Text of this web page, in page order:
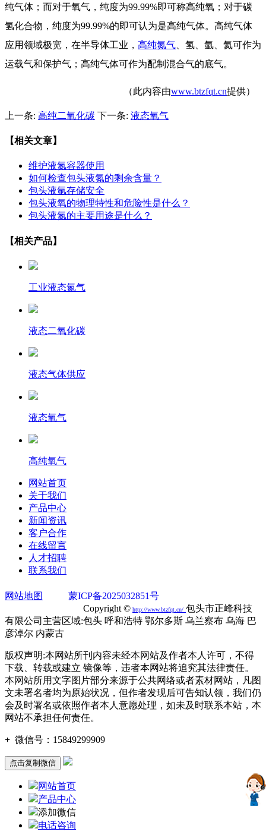
纯气体；而对于氧气，纯度为99.99%即可称高纯氧；对于碳
氢化合物，纯度为99.99%的即可认为是高纯气体。高纯气体
应用领域极宽，在半导体工业， 高纯氮气 、氢、氩、氦可作为
运载气和保护气；高纯气体可作为配制混合气的底气。
（此内容由www.btzfqt.cn提供）
上一条: 高纯二氧化碳 下一条: 液态氧气
【相关文章】
维护液氮容器使用
如何检查包头液氮的剩余含量？
包头液氩存储安全
包头液氧的物理特性和危险性是什么？
包头液氮的主要用途是什么？
【相关产品】
工业液态氮气
液态二氧化碳
液态气体供应
液态氧气
高纯氧气
网站首页
关于我们
产品中心
新闻资讯
客户合作
在线留言
人才招聘
联系我们
网站地图 蒙ICP备2025032851号
Copyright © http://www.btzfqt.cn/ 包头市正峰科技
有限公司主营区域:包头 呼和浩特 鄂尔多斯 乌兰察布 乌海 巴
彦淖尔 内蒙古
版权声明:本网站所刊内容未经本网站及作者本人许可，不得
下载、转载或建立 镜像等，违者本网站将追究其法律责任。
本网站所用文字图片部分来源于公共网络或者素材网站，凡图
文未署名者均为原始状况，但作者发现后可告知认领，我们仍
会及时署名或依照作者本人意愿处理，如未及时联系本站，本
网站不承担任何责任。
+ 微信号： 15849299909
点击复制微信
网站首页
产品中心
添加微信
电话咨询